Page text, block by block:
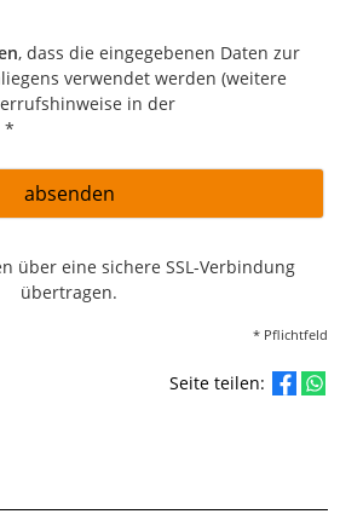
, dass die eingegebenen Daten zur
verwendet werden (weitere
in der
*
absenden
über eine sichere SSL-Verbindung
übertragen.
* Pflichtfeld
Seite teilen: